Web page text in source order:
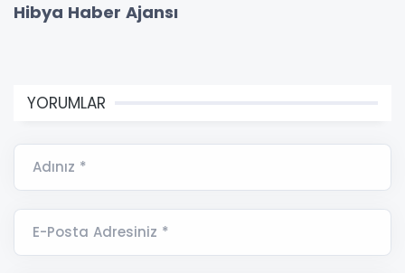
Hibya Haber Ajansı
YORUMLAR
Adınız *
E-Posta Adresiniz *